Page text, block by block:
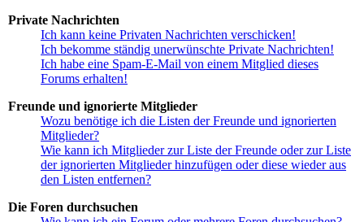
Private Nachrichten
Ich kann keine Privaten Nachrichten verschicken!
Ich bekomme ständig unerwünschte Private Nachrichten!
Ich habe eine Spam-E-Mail von einem Mitglied dieses
Forums erhalten!
Freunde und ignorierte Mitglieder
Wozu benötige ich die Listen der Freunde und ignorierten
Mitglieder?
Wie kann ich Mitglieder zur Liste der Freunde oder zur Liste
der ignorierten Mitglieder hinzufügen oder diese wieder aus
den Listen entfernen?
Die Foren durchsuchen